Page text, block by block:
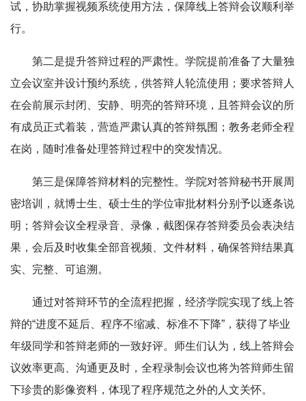
试，协助掌握视频系统使用方法，保障线上答辩会议顺利举
行。
第二是提升答辩过程的严肃性。学院提前准备了大量独
立会议室并设计预约系统，供答辩人轮流使用；要求答辩人
在会前展示封闭、安静、明亮的答辩环境，且答辩会议的所
有成员正式着装，营造严肃认真的答辩氛围；教务老师全程
在岗，随时准备处理答辩过程中的突发情况。
第三是保障答辩材料的完整性。学院对答辩秘书开展周
密培训，就博士生、硕士生的学位审批材料分别予以逐条说
明；答辩会议全程录音、录像，截图保存答辩委员会表决结
果，会后及时收集全部音视频、文件材料，确保答辩结果真
实、完整、可追溯。
通过对答辩环节的全流程把握，经济学院实现了线上答
辩的“进度不延后、程序不缩减、标准不下降”，获得了毕业
年级同学和答辩老师的一致好评。师生们认为，线上答辩会
议效率更高、沟通更及时，全程录制会议也将为答辩师生留
下珍贵的影像资料，体现了程序规范之外的人文关怀。